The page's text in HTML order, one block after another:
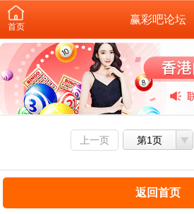
首页
赢彩吧论坛
上一页 第1页
返回首页